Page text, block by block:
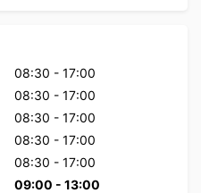
08:30 - 17:00
08:30 - 17:00
08:30 - 17:00
08:30 - 17:00
08:30 - 17:00
09:00 - 13:00